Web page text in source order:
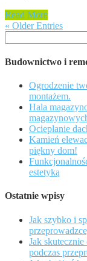
Read More
« Older Entries
Budownictwo i
Ogrodzenie
montażem.
Hala
Ocieplanie
Kamień
piękny dom!
estetyką
Ostatnie wpisy
Jak szybko i
Jak
podczas